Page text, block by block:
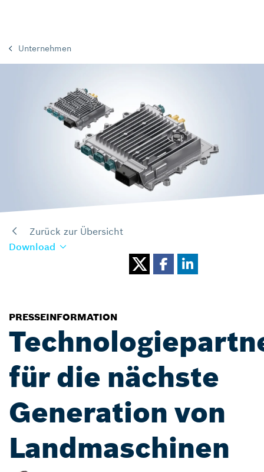
Unternehmen
Zurück zur Übersicht
Download
PRESSEINFORMATION
für die nächste
Generation von
Landmaschinen